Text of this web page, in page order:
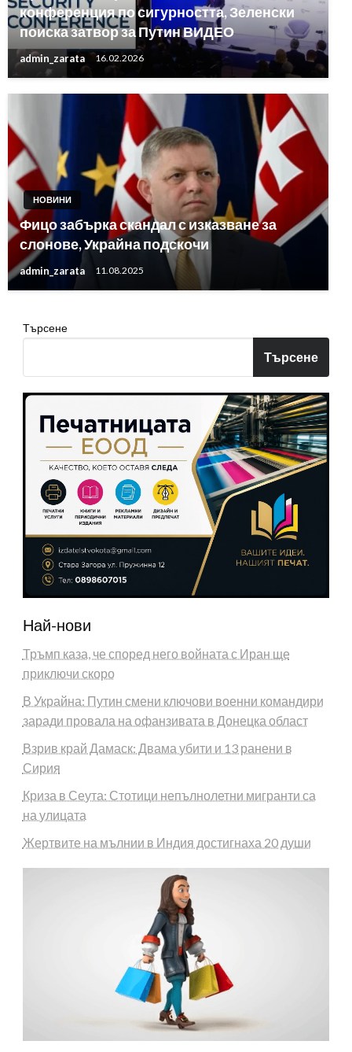
конференция по сигурността, Зеленски
поиска затвор за Путин ВИДЕО
admin_zarata 16.02.2026
НОВИНИ
Фицо забърка скандал с изказване за
слонове, Украйна подскочи
admin_zarata 11.08.2025
Търсене
Търсене
Най-нови
Тръмп каза, че според него войната с Иран ще
приключи скоро
В Украйна: Путин смени ключови военни командири
заради провала на офанзивата в Донецка област
Взрив край Дамаск: Двама убити и 13 ранени в
Сирия
Криза в Сеута: Стотици непълнолетни мигранти са
на улицата
Жертвите на мълнии в Индия достигнаха 20 души